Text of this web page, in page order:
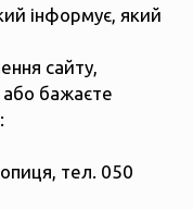
інформує, який
сайту,
або бажаєте
тел. 050